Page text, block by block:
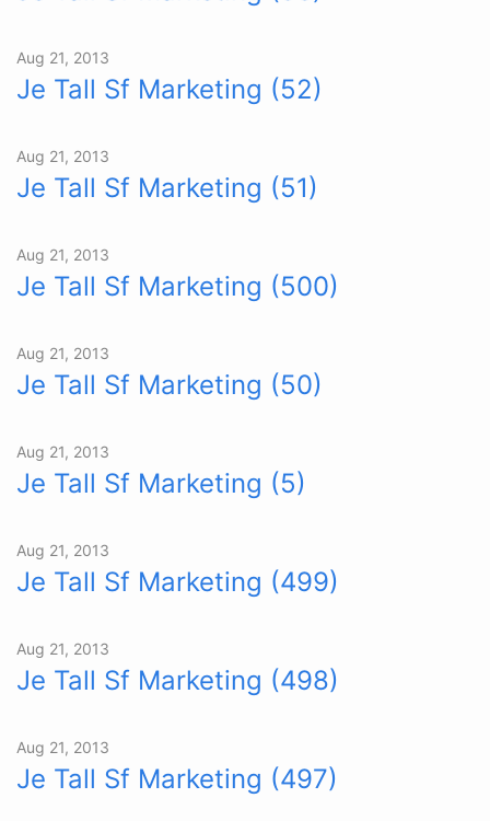
Aug 21, 2013
Je Tall Sf Marketing (52)
Aug 21, 2013
Je Tall Sf Marketing (51)
Aug 21, 2013
Je Tall Sf Marketing (500)
Aug 21, 2013
Je Tall Sf Marketing (50)
Aug 21, 2013
Je Tall Sf Marketing (5)
Aug 21, 2013
Je Tall Sf Marketing (499)
Aug 21, 2013
Je Tall Sf Marketing (498)
Aug 21, 2013
Je Tall Sf Marketing (497)